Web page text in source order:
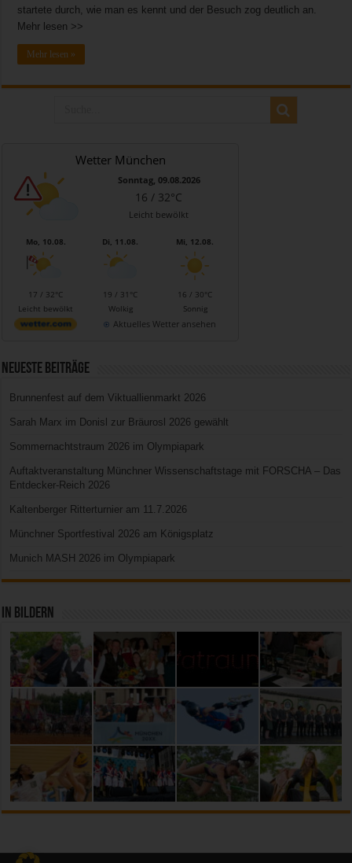
startete durch, wie man es kennt und der Besuch zog deutlich an.
Mehr lesen >>
Mehr lesen »
Wetter München
Sonntag, 09.08.2026
16 / 32°C
Leicht bewölkt
Mo, 10.08.
17 / 32°C
Leicht bewölkt
Di, 11.08.
19 / 31°C
Wolkig
Mi, 12.08.
16 / 30°C
Sonnig
Aktuelles Wetter ansehen
Neueste Beiträge
Brunnenfest auf dem Viktuallienmarkt 2026
Sarah Marx im Donisl zur Bräurosl 2026 gewählt
Sommernachtstraum 2026 im Olympiapark
Auftaktveranstaltung Münchner Wissenschaftstage mit FORSCHA – Das
Entdecker-Reich 2026
Kaltenberger Ritterturnier am 11.7.2026
Münchner Sportfestival 2026 am Königsplatz
Munich MASH 2026 im Olympiapark
In Bildern